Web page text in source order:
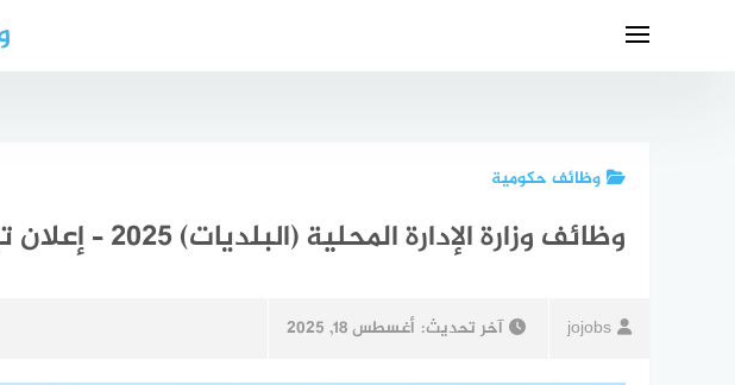
وظائف حكومية
وظائف وزارة الإدارة المحلية (البلديات) 2025 – إعلان توظيف رسمي
jojobs آخر تحديث: أغسطس 18, 2025